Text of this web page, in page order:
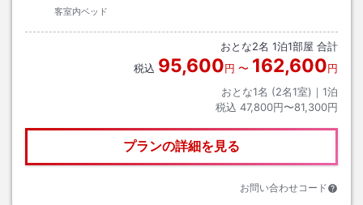
客室内ベッド
おとな2名 1泊1部屋 合計
税込 95,600円 〜 162,600円
おとな1名 (2名1室)｜ 1泊
税込 47,800円〜81,300円
プランの詳細を見る
お問い合わせコード